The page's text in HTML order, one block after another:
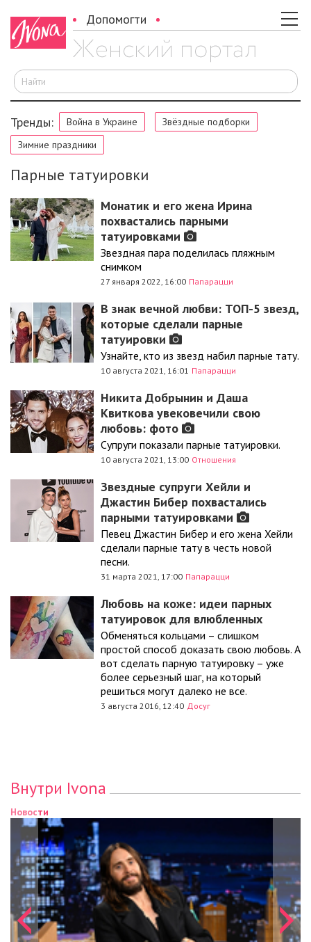
Допомогти
Тренды: Война в Украине
Звёздные подборки
Зимние праздники
Парные татуировки
Монатик и его жена Ирина
похвастались парными
татуировками
Звездная пара поделилась пляжным
снимком
27 января 2022, 16:00 Папарацци
В знак вечной любви: ТОП-5 звезд,
которые сделали парные
татуировки
Узнайте, кто из звезд набил парные тату.
10 августа 2021, 16:01 Папарацци
Никита Добрынин и Даша
Квиткова увековечили свою
любовь: фото
Супруги показали парные татуировки.
10 августа 2021, 13:00 Отношения
Звездные супруги Хейли и
Джастин Бибер похвастались
парными татуировками
Певец Джастин Бибер и его жена Хейли
сделали парные тату в честь новой
песни.
31 марта 2021, 17:00 Папарацци
Любовь на коже: идеи парных
татуировок для влюбленных
Обменяться кольцами – слишком
простой способ доказать свою любовь. А
вот сделать парную татуировку – уже
более серьезный шаг, на который
решиться могут далеко не все.
3 августа 2016, 12:40 Досуг
Внутри Ivona
Новости